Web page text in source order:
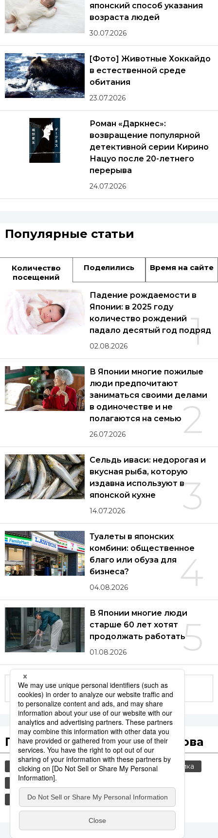
японский способ указания
возраста людей
30.07.2026
[Фото] Животные Хоккайдо
в естественной среде
обитания
23.07.2026
Роман «Даркнес»:
возвращение популярной
детективной серии Кирино
Нацуо после 20-летнего
перерыва
24.07.2026
Популярные статьи
Количество
посещений
Поделились Время на сайте
1
Падение рождаемости в
Японии: в 2025 году
количество рождений
падало десятый год подряд
02.08.2026
2
В Японии многие пожилые
люди предпочитают
заниматься своими делами
в одиночестве и не
полагаются на семью
26.07.2026
3
Сельдь иваси: недорогая и
вкусная рыба, которую
издавна используют в
японской кухне
14.07.2026
4
Туалеты в японских
комбини: общественное
благо или обуза для
бизнеса?
04.08.2026
5
В Японии многие люди
старше 60 лет хотят
продолжать работать
01.08.2026
Другие статьи по теме
Популярные поисковые слова
общество культура jiji press
политика
история
еда и напитки
японская кухня жизнь